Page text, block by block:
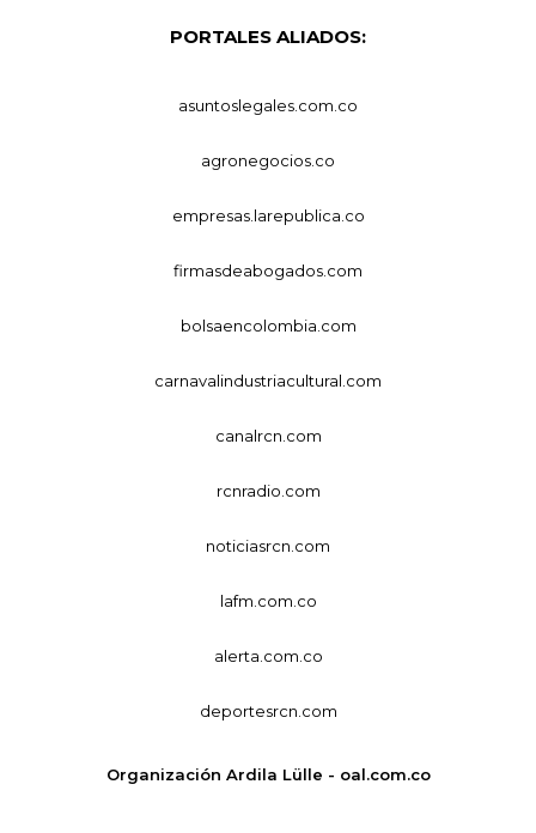
PORTALES ALIADOS:
asuntoslegales.com.co
agronegocios.co
empresas.larepublica.co
firmasdeabogados.com
bolsaencolombia.com
carnavalindustriacultural.com
canalrcn.com
rcnradio.com
noticiasrcn.com
lafm.com.co
alerta.com.co
deportesrcn.com
Organización Ardila Lülle - oal.com.co